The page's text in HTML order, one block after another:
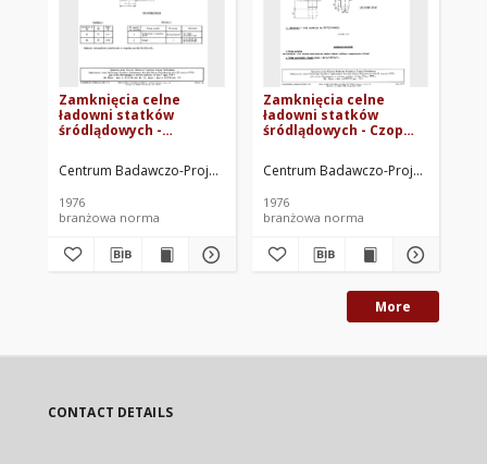
Zamknięcia celne
ładowni statków
śródlądowych -
BN-75/3788-06 Arkusz
17
Centrum Badawczo-Projektowe Żeglugi Śródlądowej we Wrocławiu.
1976
branżowa norma
Zamknięcia celne
ładowni statków
śródlądowych - Czop
06 Arkusz 18
Centrum Badawczo-Projektowe
1976
branżowa norma
More
CONTACT DETAILS